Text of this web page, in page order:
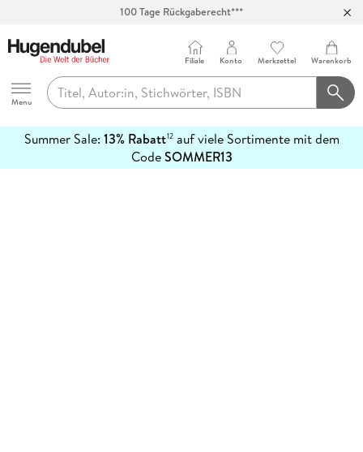
100 Tage Rückgaberecht***
Hugendubel
Menu
Filiale Konto Merkzettel Warenkorb
Summer Sale: 13% Rabatt12auf viele Sortimente mit dem
CodeSOMMER13
erfahren